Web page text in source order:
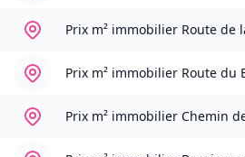
Prix m² immobilier Route de
Prix m² immobilier Route du
Prix m² immobilier Chemin